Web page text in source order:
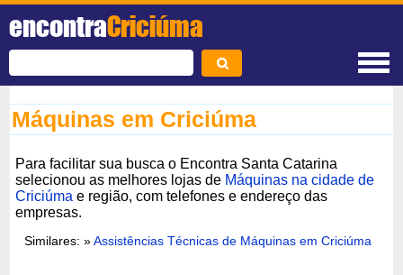
encontraCriciúma
Máquinas em Criciúma
Para facilitar sua busca o Encontra Santa Catarina
selecionou as melhores lojas de Máquinas na cidade de
Criciúma e região, com telefones e endereço das
empresas.
Similares: »Assistências Técnicas de Máquinas em Criciúma